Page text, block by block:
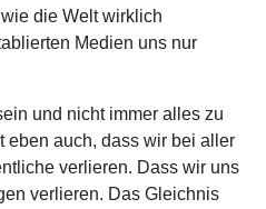
die Welt wirklich
Medien uns nur
und nicht immer alles zu
eben auch, dass wir bei aller
verlieren. Dass wir uns
verlieren. Das Gleichnis